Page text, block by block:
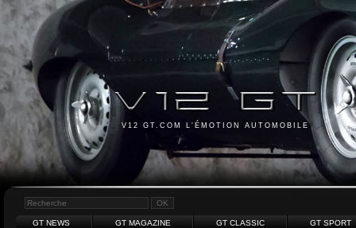
V12 GT.COM L'ÉMOTION AUTOMOBILE
GT NEWS GT MAGAZINE GT CLASSIC GT SPORT